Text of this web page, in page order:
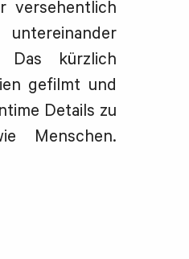
versehentlich
Das kürzlich
gefilmt und
Details zu
Menschen.